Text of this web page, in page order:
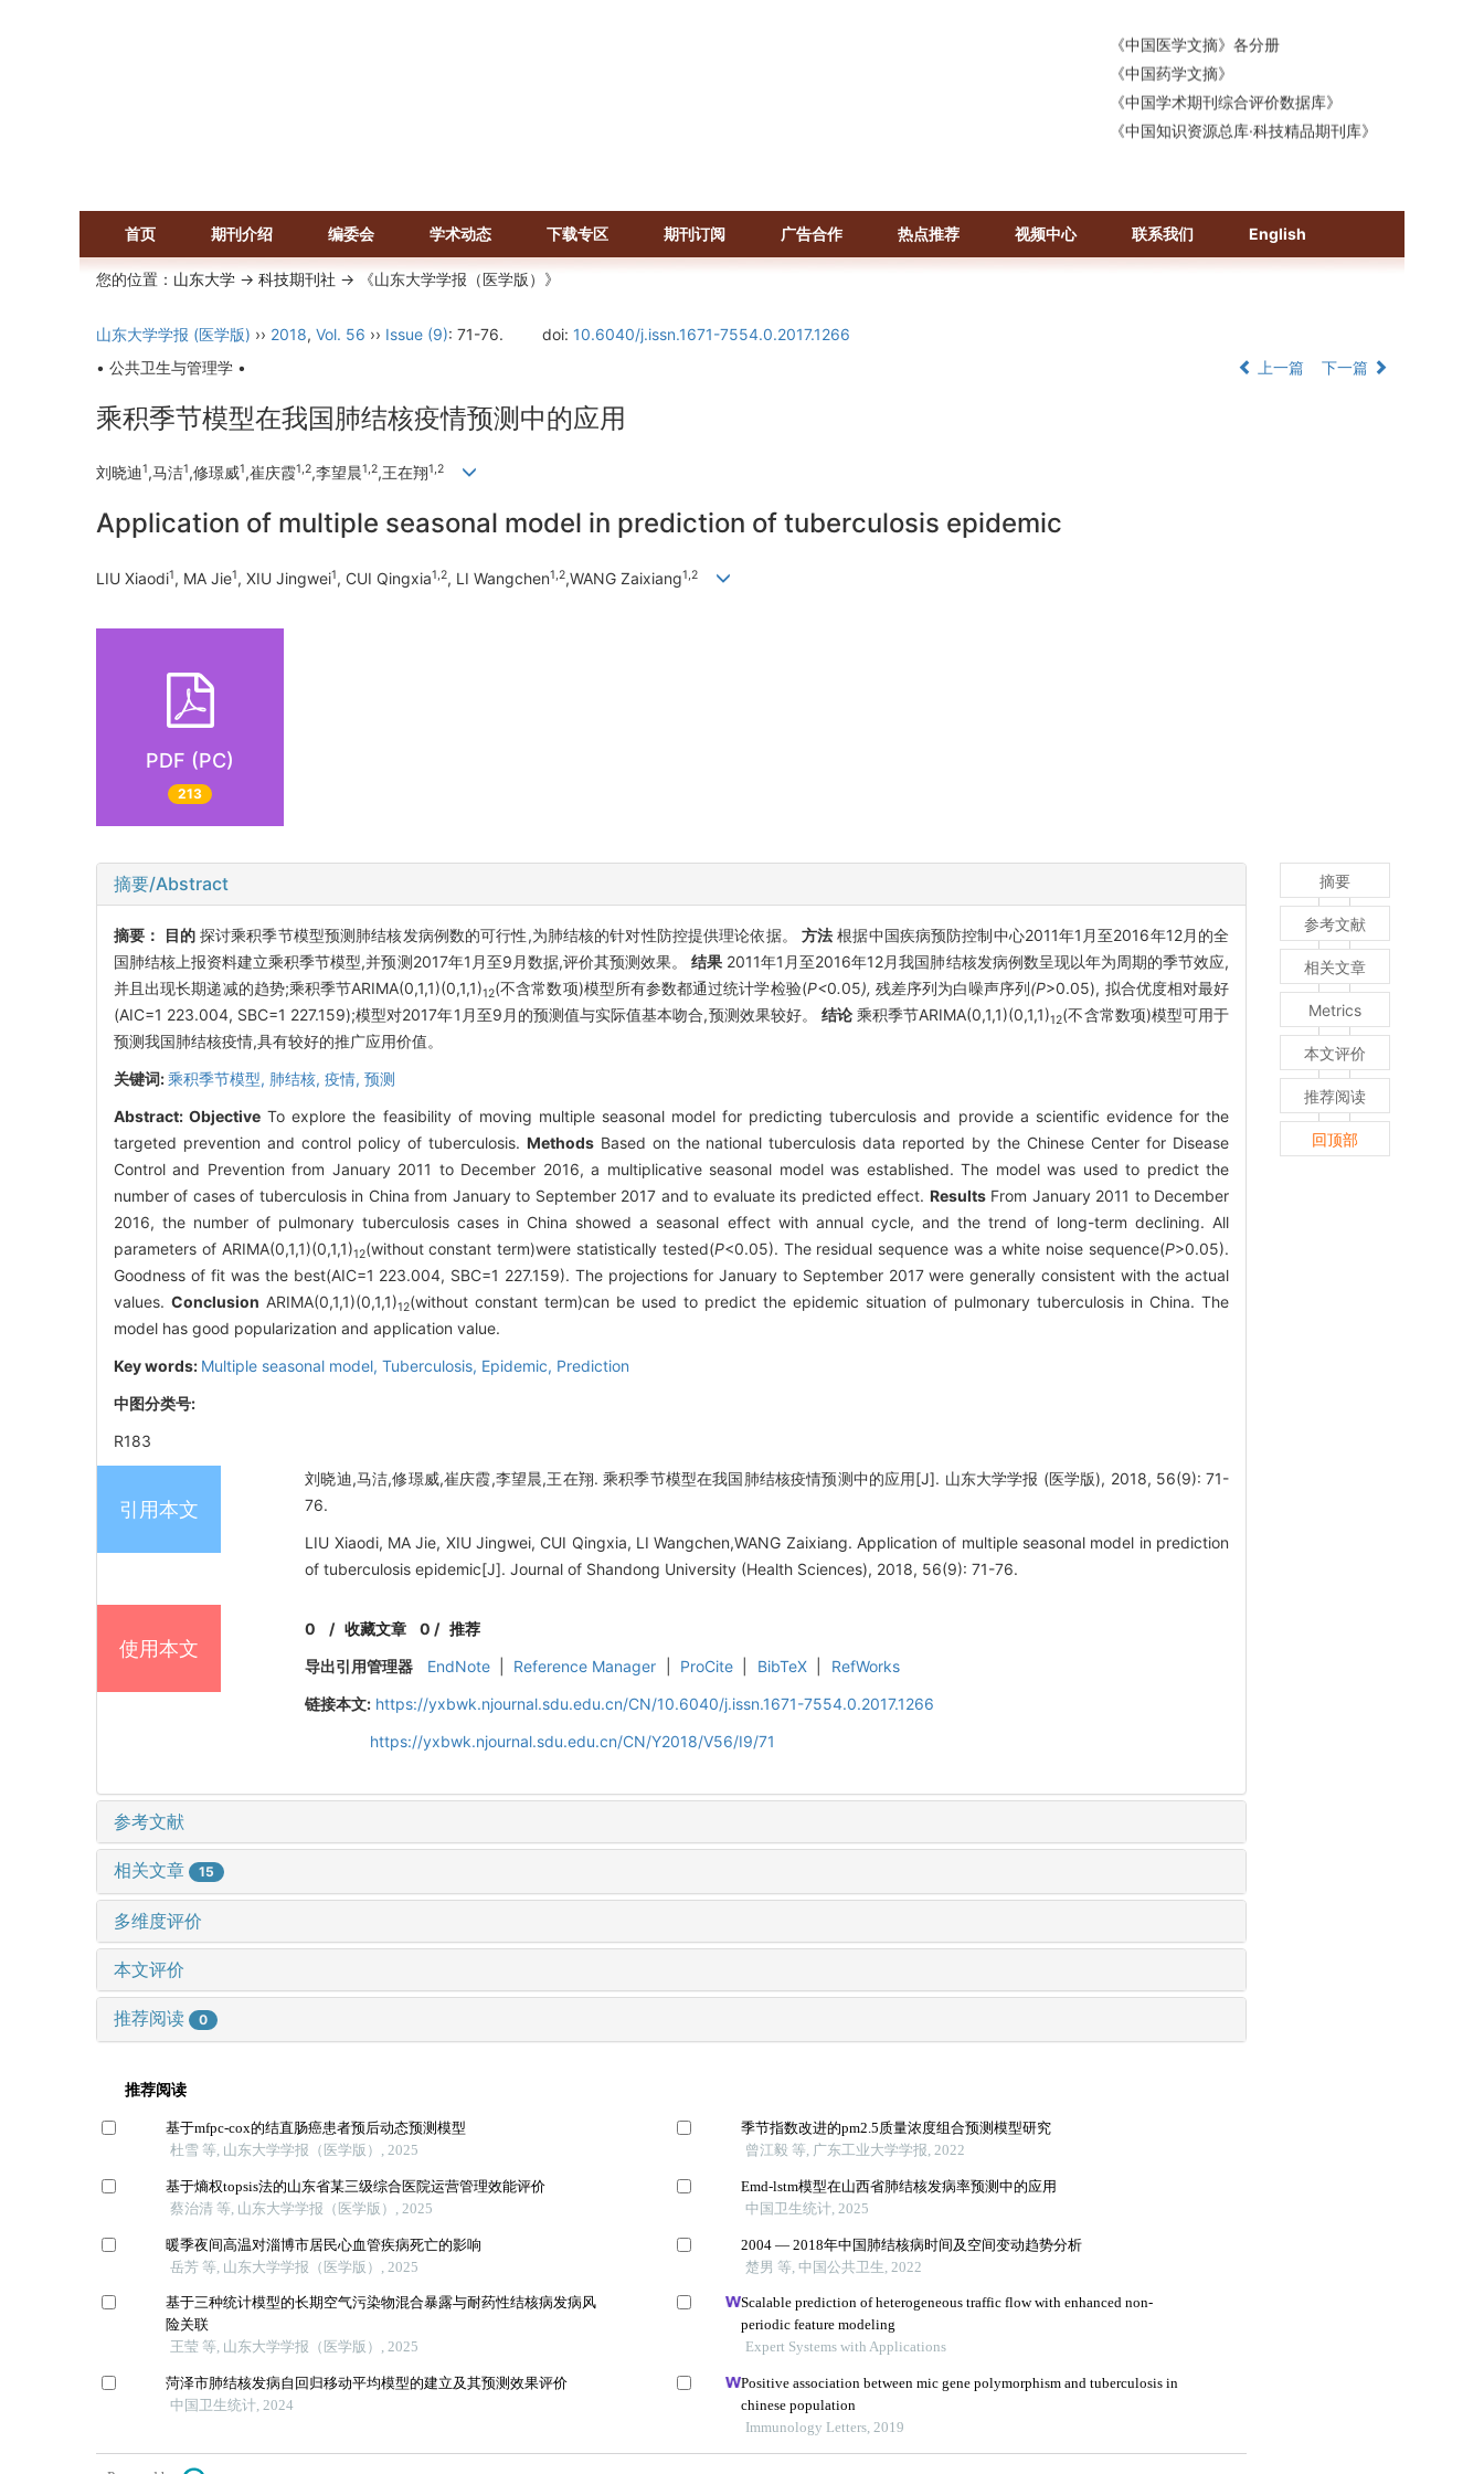
首页 期刊介绍 编委会 学术动态 下载专区 期刊订阅 广告合作 热点推荐 视频中心 联系我们 English
您的位置： 山东大学 -> 科技期刊社 -> 《山东大学学报（医学版）》
山东大学学报 (医学版) ›› 2018, Vol. 56 ›› Issue (9): 71-76. doi: 10.6040/j.issn.1671-7554.0.2017.1266
• 公共卫生与管理学 •
上一篇 下一篇
乘积季节模型在我国肺结核疫情预测中的应用
刘晓迪1,马洁1,修璟威1,崔庆霞1,2,李望晨1,2,王在翔1,2
Application of multiple seasonal model in prediction of tuberculosis epidemic
LIU Xiaodi1, MA Jie1, XIU Jingwei1, CUI Qingxia1,2, LI Wangchen1,2,WANG Zaixiang1,2
PDF (PC)
213
摘要/Abstract
摘要： 目的探讨乘积季节模型预测肺结核发病例数的可行性,为肺结核的针对性防控提供理论依据。 方法 根据中国疾病预防控制中心2011年1月至2016年12月的全
国肺结核上报资料建立乘积季节模型,并预测2017年1月至9月数据,评价其预测效果。结果 2011年1月至2016年12月我国肺结核发病例数呈现以年为周期的季节效应,
并且出现长期递减的趋势;乘积季节ARIMA(0,1,1)(0,1,1)12(不含常数项)模型所有参数都通过统计学检验(P<0.05), 残差序列为白噪声序列(P>0.05), 拟合优度相对最好
(AIC=1 223.004, SBC=1 227.159);模型对2017年1月至9月的预测值与实际值基本吻合,预测效果较好。 结论 乘积季节ARIMA(0,1,1)(0,1,1)12(不含常数项)模型可用于
预测我国肺结核疫情,具有较好的推广应用价值。
关键词:乘积季节模型, 肺结核, 疫情, 预测
Abstract:Objective To explore the feasibility of moving multiple seasonal model for predicting tuberculosis and provide a scientific evidence for the
targeted prevention and control policy of tuberculosis. MethodsBased on the national tuberculosis data reported by the Chinese Center for Disease
Control and Prevention from January 2011 to December 2016, a multiplicative seasonal model was established. The model was used to predict the
number of cases of tuberculosis in China from January to September 2017 and to evaluate its predicted effect. ResultsFrom January 2011 to December
2016, the number of pulmonary tuberculosis cases in China showed a seasonal effect with annual cycle, and the trend of long-term declining. All
parameters of ARIMA(0,1,1)(0,1,1)12(without constant term)were statistically tested(P<0.05). The residual sequence was a white noise sequence(P>0.05).
Goodness of fit was the best(AIC=1 223.004, SBC=1 227.159). The projections for January to September 2017 were generally consistent with the actual
values. Conclusion ARIMA(0,1,1)(0,1,1)12(without constant term)can be used to predict the epidemic situation of pulmonary tuberculosis in China. The
model has good popularization and application value.
Key words: Multiple seasonal model, Tuberculosis, Epidemic, Prediction
中图分类号:
R183
引用本文
刘晓迪,马洁,修璟威,崔庆霞,李望晨,王在翔. 乘积季节模型在我国肺结核疫情预测中的应用[J]. 山东大学学报 (医学版), 2018, 56(9): 71-
76.
LIU Xiaodi, MA Jie, XIU Jingwei, CUI Qingxia, LI Wangchen,WANG Zaixiang. Application of multiple seasonal model in prediction
of tuberculosis epidemic[J]. Journal of Shandong University (Health Sciences), 2018, 56(9): 71-76.
使用本文
0 /收藏文章 0 / 推荐
导出引用管理器
EndNote Reference Manager ProCite BibTeX
RefWorks
链接本文: https://yxbwk.njournal.sdu.edu.cn/CN/10.6040/j.issn.1671-7554.0.2017.1266
https://yxbwk.njournal.sdu.edu.cn/CN/Y2018/V56/I9/71
参考文献
相关文章 15
多维度评价
本文评价
推荐阅读 0
摘要
参考文献
相关文章
Metrics
本文评价
推荐阅读
回顶部